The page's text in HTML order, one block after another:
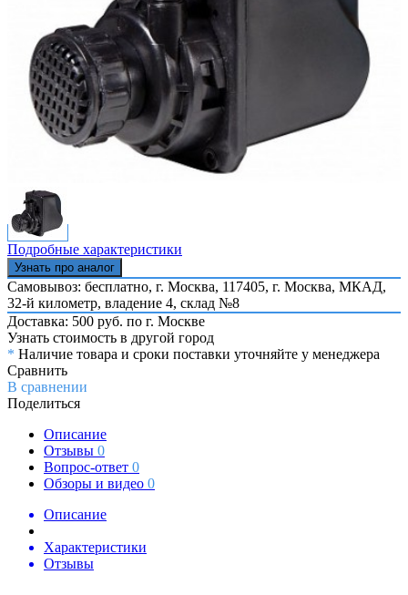
Подробные характеристики
Узнать про аналог
Самовывоз: бесплатно, г. Москва, 117405, г. Москва, МКАД,
32-й километр, владение 4, склад №8
Доставка: 500 руб. по г. Москве
Узнать стоимость в другой город
* Наличие товара и сроки поставки уточняйте у менеджера
Сравнить
В сравнении
Поделиться
Описание
Отзывы 0
Вопрос-ответ 0
Обзоры и видео 0
Описание
Характеристики
Отзывы